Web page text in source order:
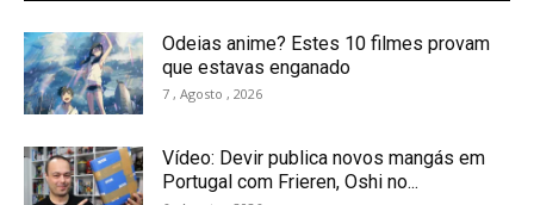
Odeias anime? Estes 10 filmes provam
que estavas enganado
7 , Agosto , 2026
Vídeo: Devir publica novos mangás em
Portugal com Frieren, Oshi no...